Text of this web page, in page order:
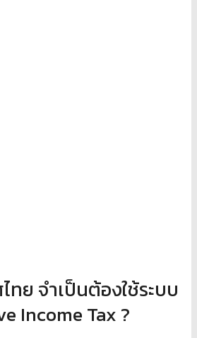
ทย จำเป็นต้องใช้ระบบ
Income Tax ?